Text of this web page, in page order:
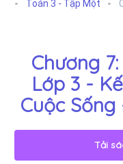
Toán 3 - Tập Một
Chương 7:
Lớp 3 -
Cuộc
Tải